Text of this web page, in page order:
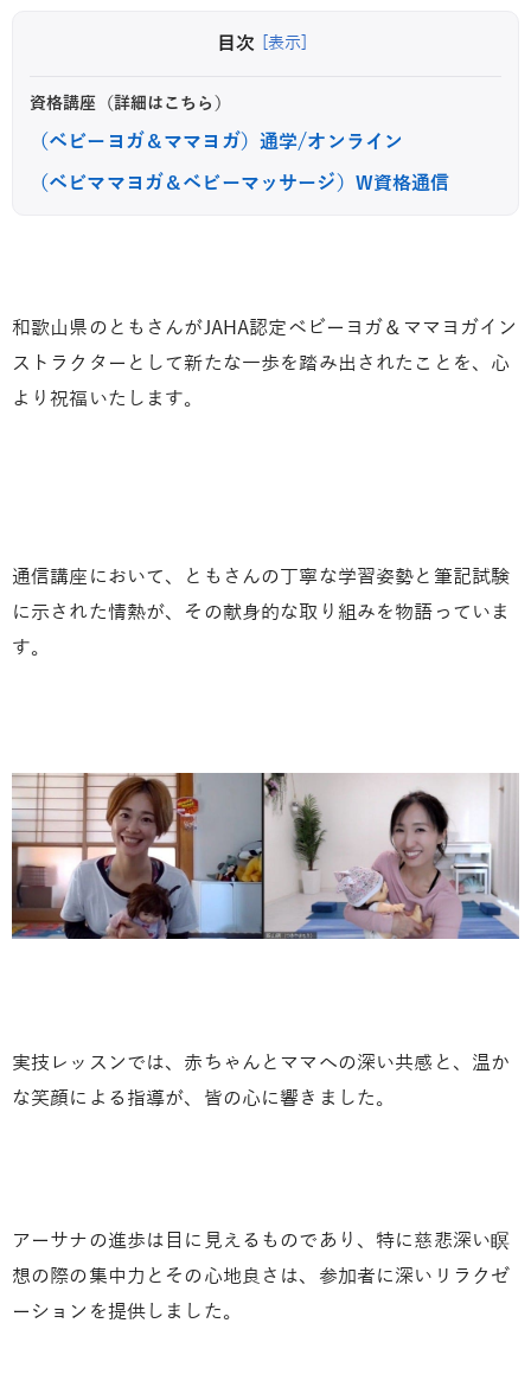
目次 [表示]
資格講座（詳細はこちら）
（ベビーヨガ＆ママヨガ）通学/オンライン
（ベビママヨガ＆ベビーマッサージ）W資格通信
和歌山県のともさんがJAHA認定ベビーヨガ＆ママヨガイン
ストラクターとして新たな一歩を踏み出されたことを、心
より祝福いたします。
通信講座において、ともさんの丁寧な学習姿勢と筆記試験
に示された情熱が、その献身的な取り組みを物語っていま
す。
実技レッスンでは、赤ちゃんとママへの深い共感と、温か
な笑顔による指導が、皆の心に響きました。
アーサナの進歩は目に見えるものであり、特に慈悲深い瞑
想の際の集中力とその心地良さは、参加者に深いリラクゼ
ーションを提供しました。